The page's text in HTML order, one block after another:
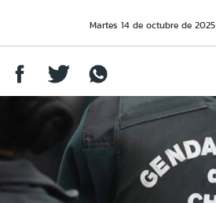
Martes 14 de octubre de 2025